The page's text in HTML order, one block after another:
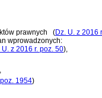
prawnych (Dz. U. z 2016
wprowadzonych:
U. z 2016 r. poz. 50),
,
1954)